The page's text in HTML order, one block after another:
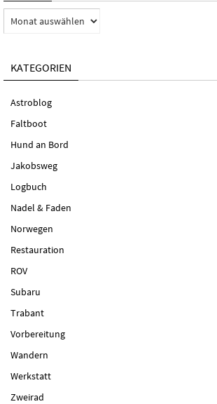
Archiv
KATEGORIEN
Astroblog
Faltboot
Hund an Bord
Jakobsweg
Logbuch
Nadel & Faden
Norwegen
Restauration
ROV
Subaru
Trabant
Vorbereitung
Wandern
Werkstatt
Zweirad